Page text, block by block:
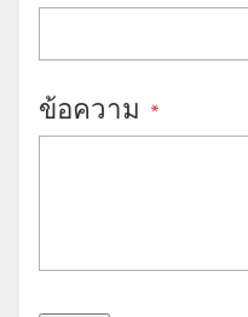
ข้อความ *